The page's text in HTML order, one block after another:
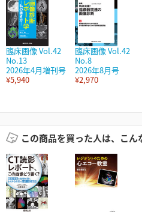
臨床画像 Vol.42
No.13
2026年4月増刊号
¥5,940
臨床画像 Vol.42
No.8
2026年8月号
¥2,970
この商品を買った人は、こん